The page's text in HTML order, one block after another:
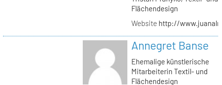
Flächendesign
Website http://
Annegret Banse
Ehemalige künstlerische
Mitarbeiterin Textil- und
Flächendesign